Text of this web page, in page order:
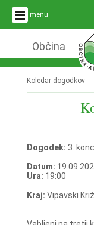
menu
Občina
Koledar dogodkov
Dogodek: 3.
Datum:
Ura: 19:00
Kraj: Vipavski Križ